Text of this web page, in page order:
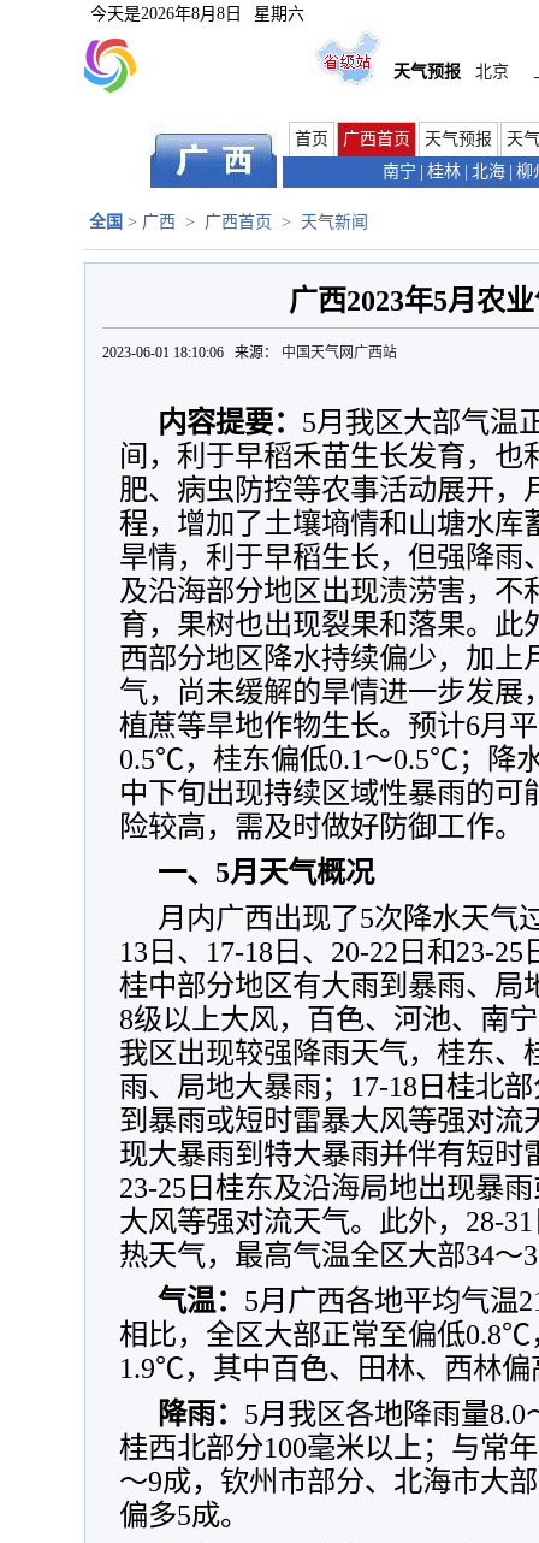
今天是2026年8月8日 星期六
天气预报 北京
首页 广西首页 天气预报
天
南宁
桂林 北海 柳
全国 > 广西 > 广西首页 > 天气新闻
广西2023年5月农
2023-06-01 18:10:06 来源： 中国天气网广西站
内容提要： 5月我区大部气温
间，利于早稻禾苗生长发育，也
肥、病虫防控等农事活动展开，
程，增加了土壤墒情和山塘水库
旱情，利于早稻生长，但强降雨
及沿海部分地区出现渍涝害，不
育，果树也出现裂果和落果。此
西部分地区降水持续偏少，加上
气，尚未缓解的旱情进一步发展
植蔗等旱地作物生长。预计6月
0.5℃，桂东偏低0.1～0.5℃；降
中下旬出现持续区域性暴雨的可
险较高，需及时做好防御工作。
一、5月天气概况
月内广西出现了5次降水天气
13日、17-18日、20-22日和23-
桂中部分地区有大雨到暴雨、局
8级以上大风，百色、河池、南
我区出现较强降雨天气，桂东、
雨、局地大暴雨；17-18日桂北
到暴雨或短时雷暴大风等强对流
现大暴雨到特大暴雨并伴有短时
23-25日桂东及沿海局地出现暴
大风等强对流天气。此外，28-
热天气，最高气温全区大部34
气温： 5月广西各地平均气温
相比，全区大部正常至偏低0.8℃
1.9℃，其中百色、田林、西林
降雨： 5月我区各地降雨量8.0
桂西北部分100毫米以上；与常
～9成，钦州市部分、北海市大
偏多5成。